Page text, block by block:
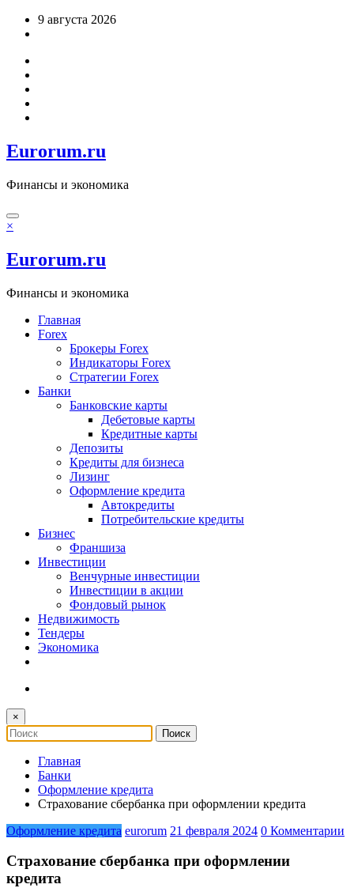
Перейти9 августа 2026
Eurorum.ru
Финансы и экономика
×
Eurorum.ru
Финансы и экономика
Главная
Forex
Брокеры Forex
Индикаторы Forex
Стратегии Forex
Банки
Банковские карты
Дебетовые карты
Кредитные карты
Депозиты
Кредиты для бизнеса
Лизинг
Оформление кредита
Автокредиты
Потребительские кредиты
Бизнес
Франшиза
Инвестиции
Венчурные инвестиции
Инвестиции в акции
Фондовый рынок
Недвижимость
Тендеры
Экономика
×
Главная
Банки
Оформление кредита
Страхование сбербанка при оформлении кредита
Оформление кредита eurorum 21 февраля 2024 0 Комментарии
Страхование сбербанка при оформлении
кредита